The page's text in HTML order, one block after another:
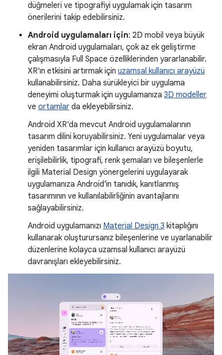
düğmeleri ve tipografiyi uygulamak için tasarım
önerilerini takip edebilirsiniz.
Android uygulamaları için: 2D mobil veya büyük
ekran Android uygulamaları, çok az ek geliştirme
çalışmasıyla Full Space özelliklerinden yararlanabilir.
XR'ın etkisini artırmak için uzamsal kullanıcı arayüzü
kullanabilirsiniz. Daha sürükleyici bir uygulama
deneyimi oluşturmak için uygulamanıza 3D modeller
ve ortamlar da ekleyebilirsiniz.
Android XR'da mevcut Android uygulamalarının
tasarım dilini koruyabilirsiniz. Yeni uygulamalar veya
yeniden tasarımlar için kullanıcı arayüzü boyutu,
erişilebilirlik, tipografi, renk şemaları ve bileşenlerle
ilgili Material Design yönergelerini uygulayarak
uygulamanıza Android'in tanıdık, kanıtlanmış
tasarımının ve kullanılabilirliğinin avantajlarını
sağlayabilirsiniz.
Android uygulamanızı Material Design 3 kitaplığını
kullanarak oluşturursanız bileşenlerine ve uyarlanabilir
düzenlerine kolayca uzamsal kullanıcı arayüzü
davranışları ekleyebilirsiniz.